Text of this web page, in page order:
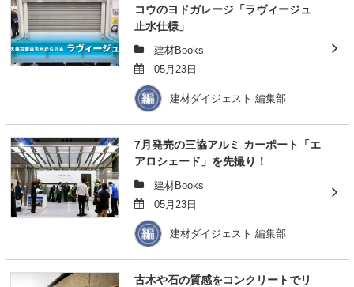
コウのヨドガレージ「ラヴィージュ
止水仕様」
建材Books
05月23日
建材ダイジェスト 編集部
7月発売の三協アルミ カーポート「エ
アロシェード」を先撮り！
建材Books
05月23日
建材ダイジェスト 編集部
古木や石の質感をコンクリートでリ